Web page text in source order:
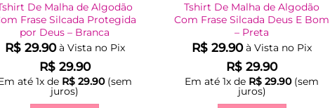
De Malha de Algodão
Frase Silcada Protegida
por Deus – Branca
R$29.90 à Vista no Pix
R$29.90
até 1x de R$29.90(sem
juros)
Tshirt De Malha de Algodão
Com Frase Silcada Deus E Bom
– Preta
R$ 29.90 à Vista no Pix
R$ 29.90
Em até1x de R$ 29.90(sem
juros)